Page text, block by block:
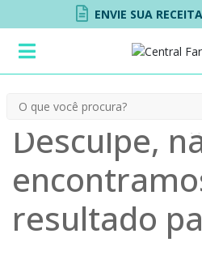
ENVIE SUA
Desculpe,
resultado